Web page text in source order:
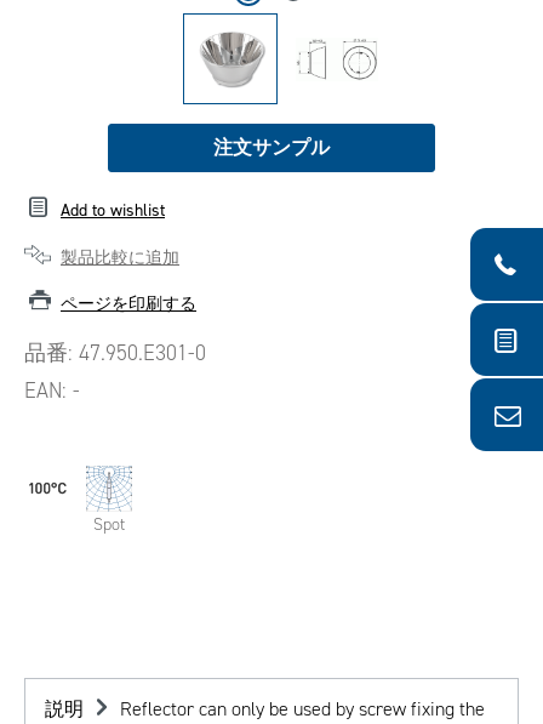
注文サンプル
Add to wishlist
製品比較に追加
ページを印刷する
品番: 47.950.E301-0
EAN: -
Spot
説明
Reflector can only be used by screw fixing the